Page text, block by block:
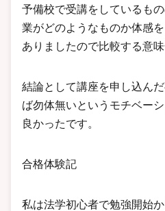
予備校で受講をしているも
業がどのようなものか体感
ありましたので比較する意
結論として講座を申し込ん
ば勿体無いというモチベー
良かったです。
合格体験記
私は法学初心者で勉強開始